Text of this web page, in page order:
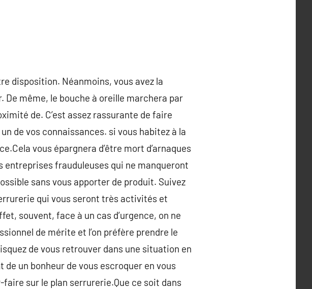
disposition. Néanmoins, vous avez la
même, le bouche à oreille marchera par
de. C’est assez rassurante de faire
de vos connaissances. si vous habitez à la
vous épargnera d’être mort d’arnaques
entreprises frauduleuses qui ne manqueront
sans vous apporter de produit. Suivez
qui vous seront très activités et
souvent, face à un cas d’urgence, on ne
de mérite et l’on préfère prendre le
de vous retrouver dans une situation en
un bonheur de vous escroquer en vous
sur le plan serrurerie.Que ce soit dans